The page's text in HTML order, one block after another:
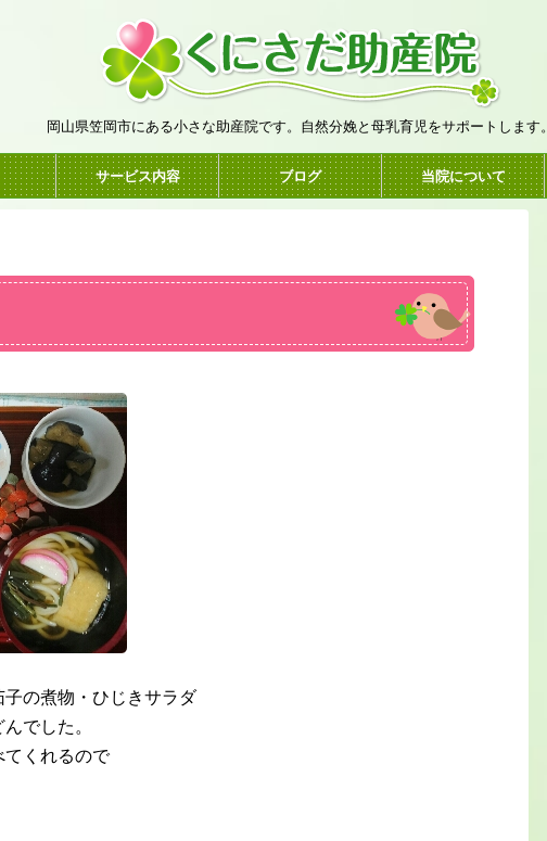
岡山県笠岡市にある小さな助産院です。自然分娩と母乳育児をサポートします。
サービス内容 ブログ 当院について
の煮物・ひじきサラダ
でした。
くれるので